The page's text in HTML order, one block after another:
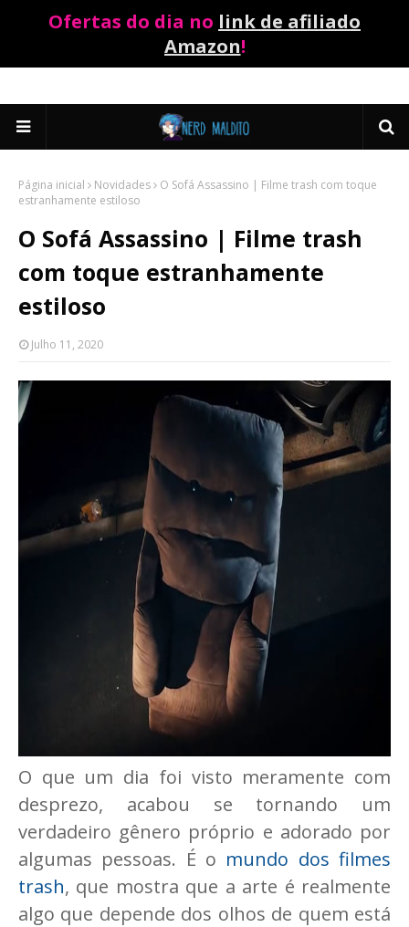
Ofertas do dia no link de afiliado
Amazon!
Página inicial Novidades
O Sofá Assassino | Filme trash com toque
estranhamente estiloso
O Sofá Assassino | Filme trash
com toque estranhamente
estiloso
Julho 11, 2020
O que um dia foi visto meramente com
desprezo, acabou se tornando um
verdadeiro gênero próprio e adorado por
algumas pessoas. É o mundo dos filmes
trash, que mostra que a arte é realmente
algo que depende dos olhos de quem está